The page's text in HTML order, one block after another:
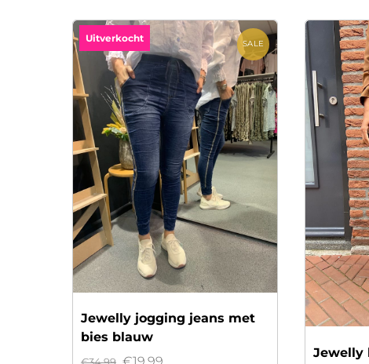
SALE
Uitverkocht
Jewelly jogging jeans met
bies blauw
Oorspronkelijke
Huidige
Jewelly